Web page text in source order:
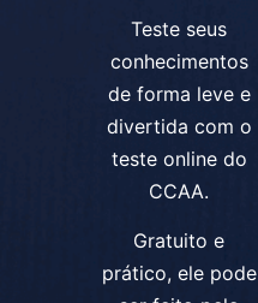
Teste seus
conhecimentos
de forma leve e
divertida com o
teste online do
CCAA.
Gratuito e
prático, ele pode